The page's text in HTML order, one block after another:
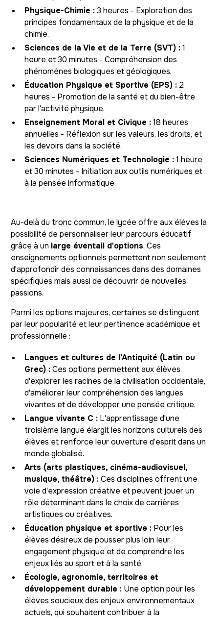
Physique-Chimie :3 heures - Exploration des
principes fondamentaux de la physique et de la
chimie.
Sciences de la Vie et de la Terre (SVT) :1
heure et 30 minutes - Compréhension des
phénomènes biologiques et géologiques.
Éducation Physique et Sportive (EPS) : 2
heures - Promotion de la santé et du bien-être
par l'activité physique.
Enseignement Moral et Civique :18 heures
annuelles - Réflexion sur les valeurs, les droits, et
les devoirs dans la société.
Sciences Numériques et Technologie :1 heure
et 30 minutes - Initiation aux outils numériques et
à la pensée informatique.
Au-delà du tronc commun, le lycée offre aux élèves la
possibilité de personnaliser leur parcours éducatif
grâce à un large éventail d'options. Ces
enseignements optionnels permettent non seulement
d'approfondir des connaissances dans des domaines
spécifiques mais aussi de découvrir de nouvelles
passions.
Parmi les options majeures, certaines se distinguent
par leur popularité et leur pertinence académique et
professionnelle :
Langues et cultures de l’Antiquité (Latin ou
Grec) :Ces options permettent aux élèves
d'explorer les racines de la civilisation occidentale,
d'améliorer leur compréhension des langues
vivantes et de développer une pensée critique.
Langue vivante C : L'apprentissage d'une
troisième langue élargit les horizons culturels des
élèves et renforce leur ouverture d’esprit dans un
monde globalisé.
Arts (arts plastiques, cinéma-audiovisuel,
musique, théâtre) :Ces disciplines offrent une
voie d'expression créative et peuvent jouer un
rôle déterminant dans le choix de carrières
artistiques ou créatives.
Éducation physique et sportive : Pour les
élèves désireux de pousser plus loin leur
engagement physique et de comprendre les
enjeux liés au sport et à la santé.
Écologie, agronomie, territoires et
développement durable : Une option pour les
élèves soucieux des enjeux environnementaux
actuels, qui souhaitent contribuer à la